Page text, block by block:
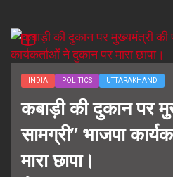
INDIA POLITICS UTTARAKHAND
कबाड़ी की दुकान पर
सामग्री” भाजपा
मारा छापा।